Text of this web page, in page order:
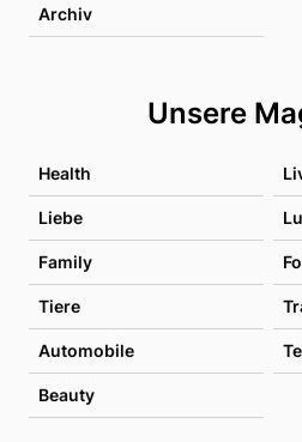
Archiv
Unsere
Health
Liebe
Family
Tiere
Automobile
Beauty